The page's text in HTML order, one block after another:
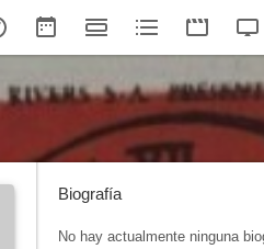
Biografía
No hay actualmente ninguna